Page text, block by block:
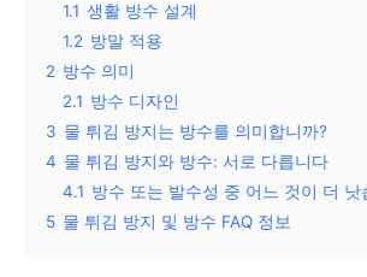
1.1 생활 방수 설계
1.2 방말 적용
2 방수 의미
2.1 방수 디자인
3 물 튀김 방지는 방수를 의미합니까?
4 물 튀김 방지와 방수: 서로 다릅니다
4.1 방수 또는 발수성 중 어느 것이 더 낫
5 물 튀김 방지 및 방수 FAQ 정보